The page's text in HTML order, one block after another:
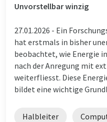
Unvorstellbar winzig
27.01.2026 - Ein
hat erstmals in bisher
beobachtet, wie Energie
nach der Anregung mit
weiterfliesst. Diese
bildet eine wichtige
Halbleiter